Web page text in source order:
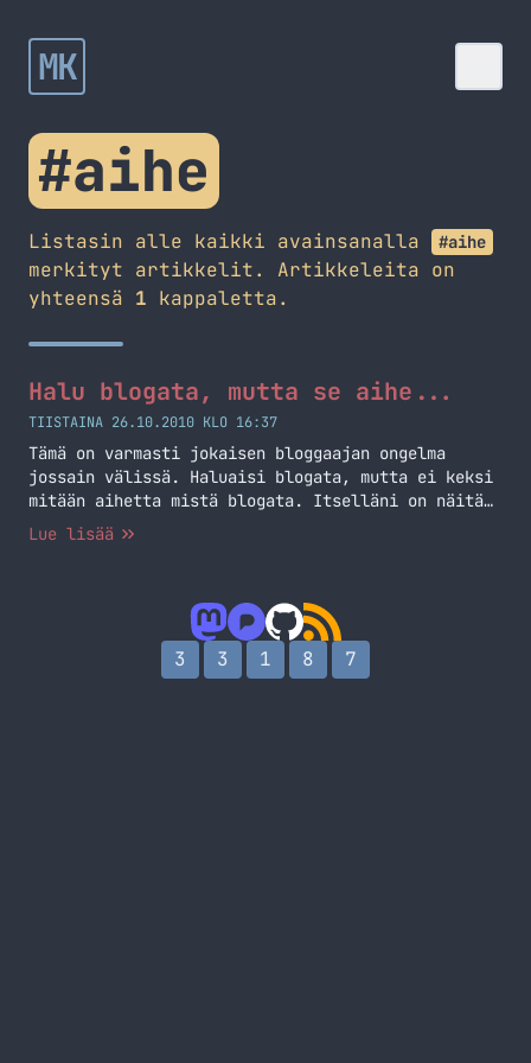
MK
#aihe
Listasin alle kaikki avainsanalla #aihe
merkityt artikkelit. Artikkeleita on
yhteensä 1 kappaletta.
Halu blogata, mutta se aihe...
TIISTAINA 26.10.2010 KLO 16:37
Tämä on varmasti jokaisen bloggaajan ongelma
jossain välissä. Haluaisi blogata, mutta ei keksi
mitään aihetta mistä blogata. Itselläni on näitä
joskus ja tahtoisin tuottaa sisältöä blogiin,
se mitään! Eteenpäin sanoi mummo lumessa.… Jatka
lukemista Halu blogata, mutta se aihe…
Lue lisää
3 3 1 8 7